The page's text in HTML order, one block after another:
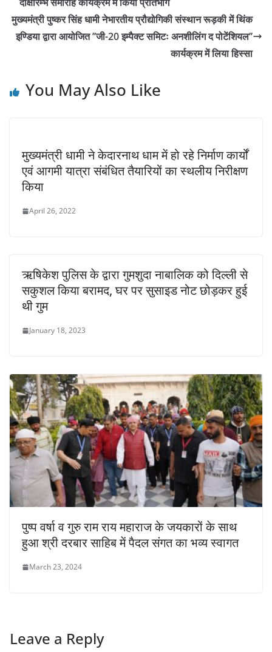
दीक्षारम्भ समारोह कार्यक्रम में किया प्रतिभाग
मुख्यमंत्री पुष्कर सिंह धामी नेभारतीय प्रौद्योगिकी संस्थान रूड़की में थिंक
इण्डिया द्वारा आयोजित ’’जी-20 इम्पैक्ट समिटः अनशीलिंग द पोटेंशियल’’
कार्यक्रम में लिया हिस्सा
You May Also Like
मुख्यमंत्री धामी ने केदारनाथ धाम में हो रहे निर्माण कार्यों
एवं आगमी यात्रा संबंधित तैयारियों का स्थलीय निरीक्षण
किया
April 26, 2022
ऋषिकेश पुलिस के द्वारा गुमशुदा नाबालिक को दिल्ली से
सकुशल किया बरामद, घर पर सुसाइड नोट छोड़कर हुई
थी गुम
January 18, 2023
पुष्प वर्षा व गुरु राम राय महाराज के जयकारों के साथ
हुआ श्री दरबार साहिब में पैदल संगत का भव्य स्वागत
March 23, 2024
Leave a Reply